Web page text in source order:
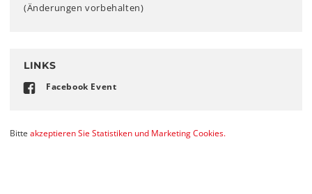
(Änderungen vorbehalten)
LINKS
Facebook Event
Bitte akzeptieren Sie Statistiken und Marketing Cookies.